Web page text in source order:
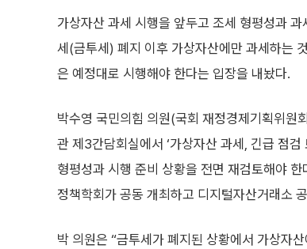
가상자산 과세 시행을 앞두고 조세 형평성과
세(금투세) 폐지 이후 가상자산에만 과세하는
은 예정대로 시행해야 한다는 입장을 내놨다.
박수영 국민의힘 의원(국회 재정경제기획위원
관 제3간담회실에서 ‘가상자산 과세, 긴급 점검
형평성과 시행 준비 상황을 전면 재검토해야
정책학회가 공동 개최하고 디지털자산거래소
박 의원은 “금투세가 폐지된 상황에서 가상자